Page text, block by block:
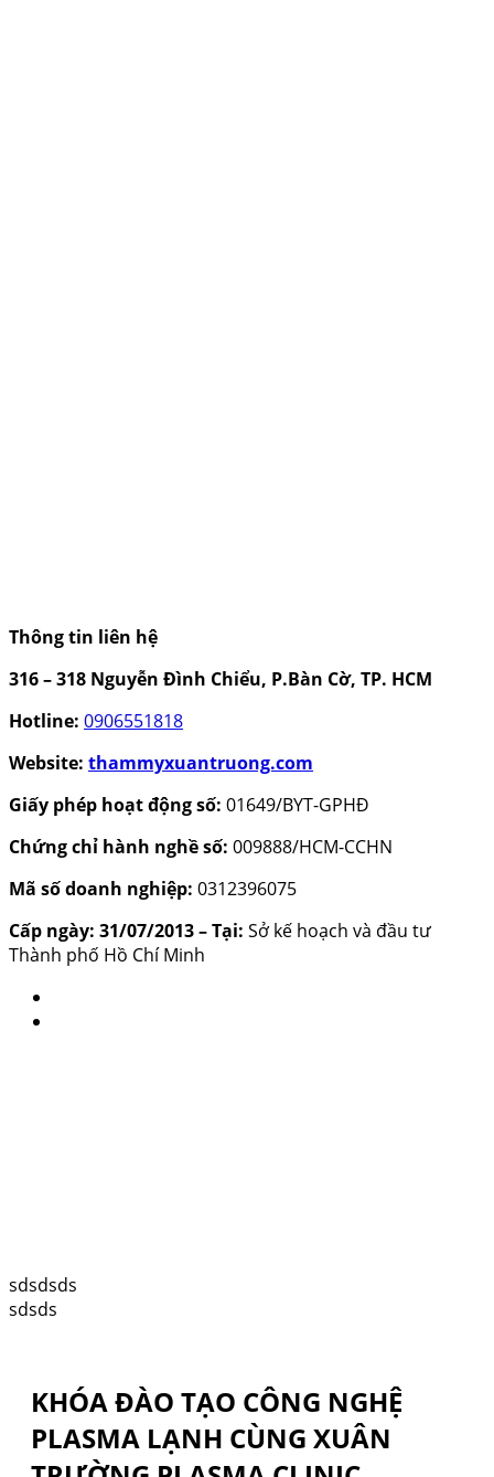
Thông tin liên hệ
316 – 318 Nguyễn Đình Chiểu, P.Bàn Cờ, TP. HCM
Hotline: 0906551818
Website: thammyxuantruong.com
Giấy phép hoạt động số: 01649/BYT-GPHĐ
Chứng chỉ hành nghề số: 009888/HCM-CCHN
Mã số doanh nghiệp: 0312396075
Cấp ngày: 31/07/2013 – Tại: Sở kế hoạch và đầu tư
Thành phố Hồ Chí Minh
sdsdsds
sdsds
KHÓA ĐÀO TẠO CÔNG NGHỆ
PLASMA LẠNH CÙNG XUÂN